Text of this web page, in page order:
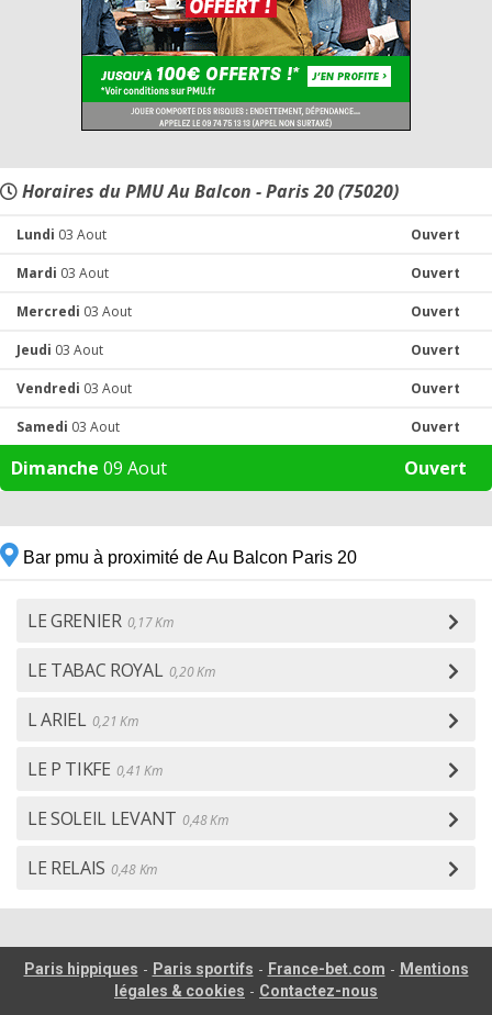
Horaires du PMU Au Balcon - Paris 20 (75020)
Lundi 03 Aout Ouvert
Mardi 03 Aout Ouvert
Mercredi 03 Aout Ouvert
Jeudi 03 Aout Ouvert
Vendredi 03 Aout Ouvert
Samedi 03 Aout Ouvert
Dimanche 09 Aout Ouvert
Bar pmu à proximité de Au Balcon Paris 20
LE GRENIER 0,17 Km
LE TABAC ROYAL 0,20 Km
L ARIEL 0,21 Km
LE P TIKFE 0,41 Km
LE SOLEIL LEVANT 0,48 Km
LE RELAIS 0,48 Km
Paris hippiques - Paris sportifs - France-bet.com - Mentions
légales & cookies - Contactez-nous